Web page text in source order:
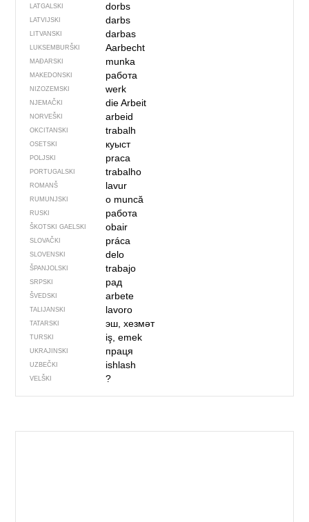
LATGALSKI dorbs
LATVIJSKI darbs
LITVANSKI darbas
LUKSEMBURŠKI Aarbecht
MAĐARSKI munka
MAKEDONSKI работа
NIZOZEMSKI werk
NJEMAČKI die Arbeit
NORVEŠKI arbeid
OKCITANSKI trabalh
OSETSKI куыст
POLJSKI praca
PORTUGALSKI trabalho
ROMANŠ lavur
RUMUNJSKI o muncă
RUSKI работа
ŠKOTSKI GAELSKI obair
SLOVAČKI práca
SLOVENSKI delo
ŠPANJOLSKI trabajo
SRPSKI рад
ŠVEDSKI arbete
TALIJANSKI lavoro
TATARSKI эш, хезмәт
TURSKI iş, emek
UKRAJINSKI праця
UZBEČKI ishlash
VELŠKI ?